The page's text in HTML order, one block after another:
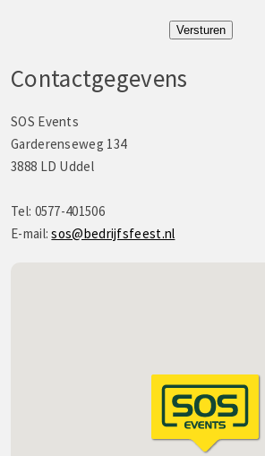
Versturen
Contactgegevens
SOS Events
Garderenseweg 134
3888 LD Uddel
Tel: 0577-401506
E-mail:sos@bedrijfsfeest.nl